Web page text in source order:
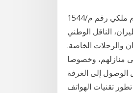
15‏‏/5‏‏/1442 بعد الهجرة نظام الطيران المدني 1426 هـ بسم الله الرحمن الرحيم. مرسوم ملكي رقم م/44
للطيران، الناقل الوطني
والرحلات الخاصة.
منازلهم، وخصوصا
إلى الغرفة
تطور تقنيات الهواتف